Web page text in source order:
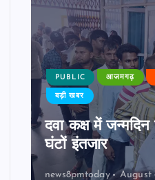
PUBLIC आजमगढ़
बड़ी खबर
दवा कक्ष में
घंटों इंतजार
news8pmtoday August